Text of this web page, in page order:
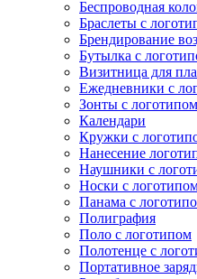
Беспроводная
Браслеты с
Брендирование
Бутылка с
Визитница для
Ежедневники с
Зонты с логотипом
Календари
Кружки с
Нанесение
Наушники с
Носки с
Панама с
Полиграфия
Поло с логотипом
Полотенце с
Портативное